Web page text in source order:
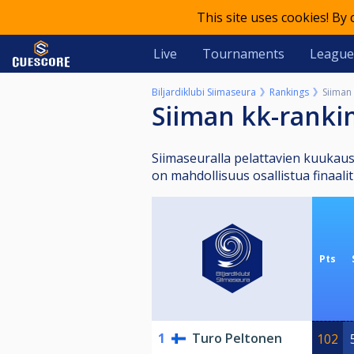
This site uses cookies!
Live Tournaments
Biljardiklubi Siimaseura Rankings
Siiman kk-
Siimaseuralla pelattavien
on mahdollisuus osallistua
Pts
1 Turo Peltonen 102